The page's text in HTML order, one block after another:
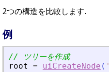
2つの構造を比較します.
例
// ツリーを作成
root
= uiCreateNode ( '